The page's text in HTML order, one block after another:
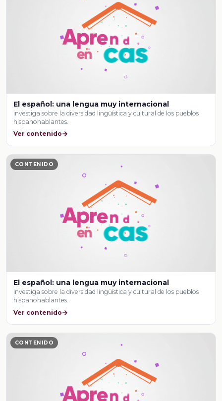
El español: una lengua muy internacional
investiga sobre la diversidad lingüística y cultural de los pueblos
hispanohablantes.
Ver contenido
CONTENIDO
El español: una lengua muy internacional
investiga sobre la diversidad lingüística y cultural de los pueblos
hispanohablantes.
Ver contenido
CONTENIDO